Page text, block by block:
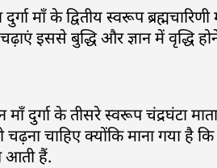
दुर्गा माँ के द्वितीय स्वरूप
इससे बुद्धि और ज्ञान में वृद्धि
माँ दुर्गा के तीसरे स्वरूप
चाहिए क्योंकि माना गया है
आती हैं.